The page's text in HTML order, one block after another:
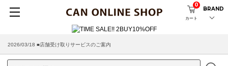
カート
0
BRAND
2026/08/04 ■8/13(木)AM2:00～サイトメンテナンス実施のお知らせ
2026/03/18 ■店舗受け取りサービスのご案内